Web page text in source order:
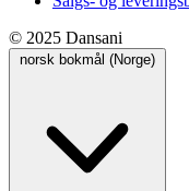
© 2025 Dansani
norsk bokmål (Norge)